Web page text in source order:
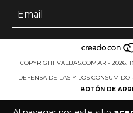
COPYRIGHT VALIJAS.COM.AR - 2026.
DEFENSA DE LAS Y LOS
BOTÓN DE